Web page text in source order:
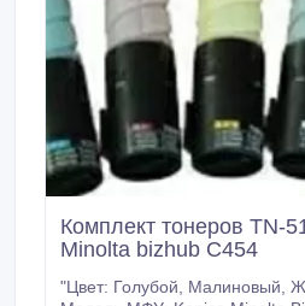
Комплект тонеров TN-
Minolta bizhub C454
"Цвет: Голубой, Малиновый, Желтый, Черный